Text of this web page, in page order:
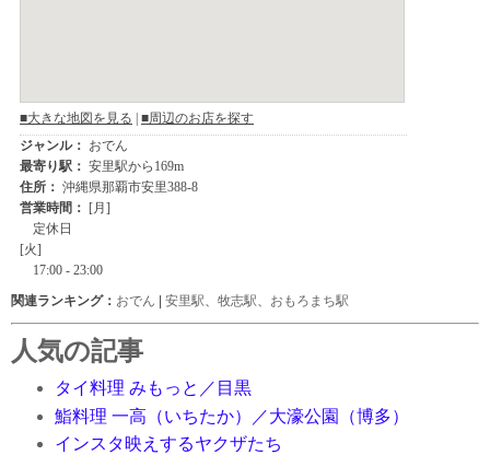
関連ランキング： おでん | 安里駅 牧志駅 おもろまち駅
人気の記事
タイ料理 みもっと／目黒
鮨料理 一高（いちたか）／大濠公園（博多）
インスタ映えするヤクザたち